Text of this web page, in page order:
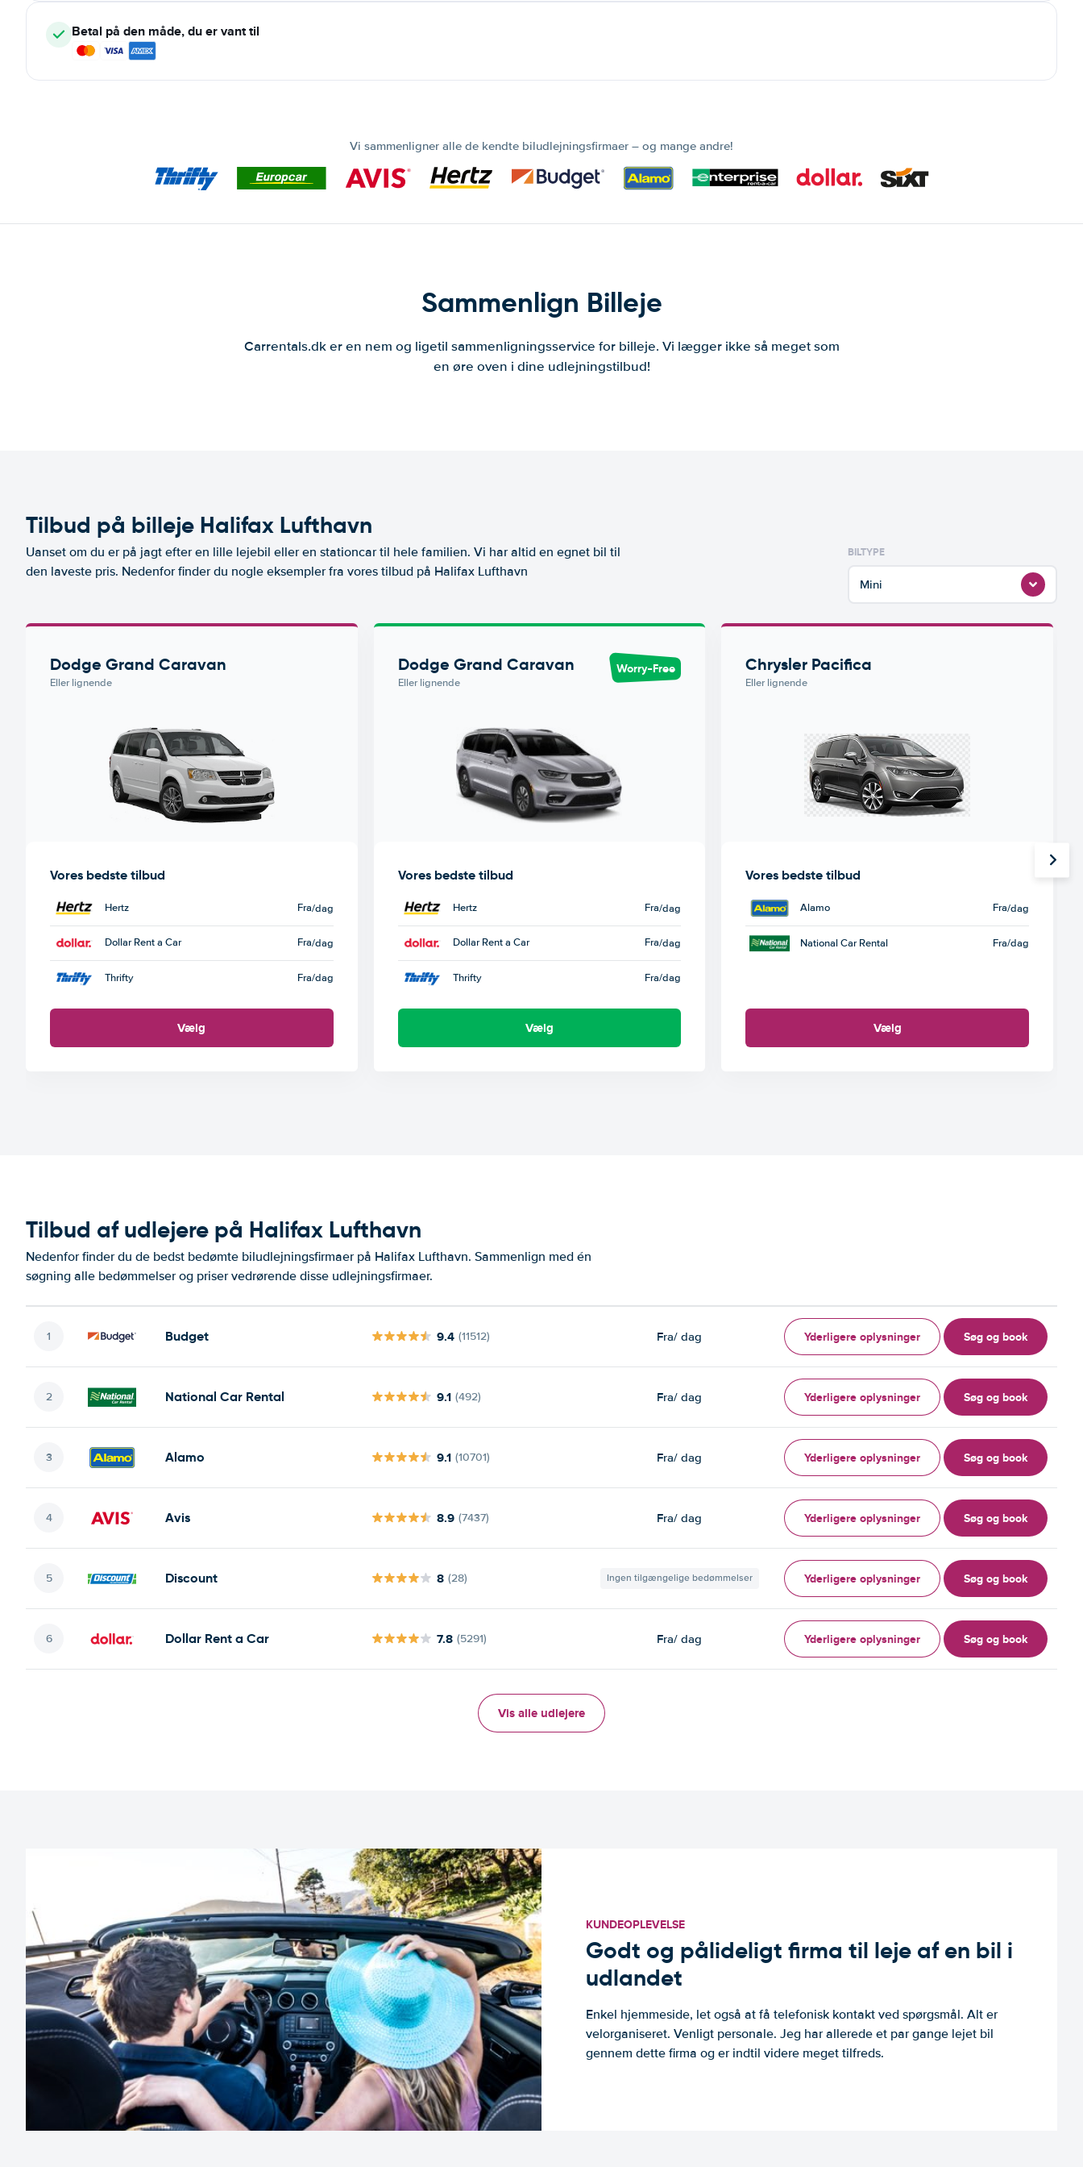
Betal på den måde, du er vant til
Vi sammenligner alle de kendte biludlejningsfirmaer – og mange andre!
Sammenlign Billeje
Carrentals.dk er en nem og ligetil sammenligningsservice for billeje. Vi lægger ikke så meget som
en øre oven i dine udlejningstilbud!
Tilbud på billeje Halifax Lufthavn
Uanset om du er på jagt efter en lille lejebil eller en stationcar til hele familien. Vi har altid en egnet bil til
den laveste pris. Nedenfor finder du nogle eksempler fra vores tilbud på Halifax Lufthavn
BILTYPE
Mini
Dodge Grand Caravan
Eller lignende
Vores bedste tilbud
Hertz Fra/dag
Dollar Rent a Car Fra/dag
Thrifty Fra/dag
Vælg
Dodge Grand Caravan
Eller lignende
Worry-Free
Vores bedste tilbud
Hertz Fra/dag
Dollar Rent a Car Fra/dag
Thrifty Fra/dag
Vælg
Chrysler Pacifica
Eller lignende
Vores bedste tilbud
Alamo Fra/dag
National Car Rental Fra/dag
Vælg
Tilbud af udlejere på Halifax Lufthavn
Nedenfor finder du de bedst bedømte biludlejningsfirmaer på Halifax Lufthavn. Sammenlign med én
søgning alle bedømmelser og priser vedrørende disse udlejningsfirmaer.
Budget 9.4 (11512) Fra/ dag Yderligere oplysninger Søg og book
National Car Rental 9.1 (492) Fra/ dag Yderligere oplysninger Søg og book
Alamo 9.1 (10701) Fra/ dag Yderligere oplysninger Søg og book
Avis 8.9 (7437) Fra/ dag Yderligere oplysninger Søg og book
Discount 8 (28) Ingen tilgængelige bedømmelser Yderligere oplysninger Søg og book
Dollar Rent a Car 7.8 (5291) Fra/ dag Yderligere oplysninger Søg og book
Vis alle udlejere
KUNDEOPLEVELSE
Godt og pålideligt firma til leje af en bil i
udlandet
Enkel hjemmeside, let også at få telefonisk kontakt ved spørgsmål. Alt er
velorganiseret. Venligt personale. Jeg har allerede et par gange lejet bil
gennem dette firma og er indtil videre meget tilfreds.